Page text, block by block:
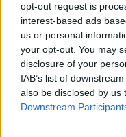
opt-out request is
interest-based ads
us or personal
your opt-out. You may
disclosure of your
IAB’s list of
also be disclosed by us
Downstream
Entre enero y abril se
163.212 movimientos
se transportaron
mercancía.
Escribir un comentario